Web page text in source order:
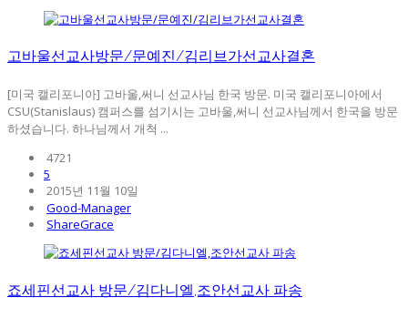
고바울선교사방문/문예진/김리브가선교사결혼
[미국 캘리포니아] 고바울,써니 선교사님 한국 방문. 미국 캘리포니아에서
CSU(Stanislaus) 캠퍼스를 섬기시는 고바울,써니 선교사님께서 한국을 방문
하셨습니다. 하나님께서 개척 ...
4721
5
2015년 11월 10일
Good-Manager
ShareGrace
죠세핀선교사 방문/김다니엘,조안선교사 파송